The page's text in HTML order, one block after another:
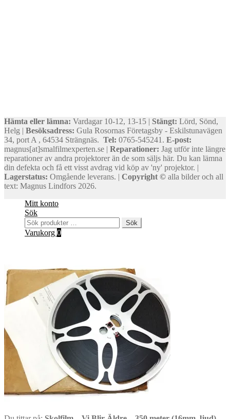
Hämta eller lämna: Vardagar 10-12, 13-15 | Stängt: Lörd, Sönd,
Helg | Besöksadress: Gula Rosornas Företagsby - Eskilstunavägen
34, port A , 64534 Strängnäs. Tel: 0765-545241. E-post:
magnus[at]smalfilmexperten.se | Reparationer: Jag utför inte längre
reparationer av andra projektorer än de som säljs här. Du kan lämna
din defekta och få ett visst avdrag vid köp av 'ny' projektor. |
Lagerstatus: Omgående leverans. | Copyright © alla bilder och all
text: Magnus Lindfors 2026.
Mitt konto
Sök
Sök
efter:
Sök
Varukorg 0